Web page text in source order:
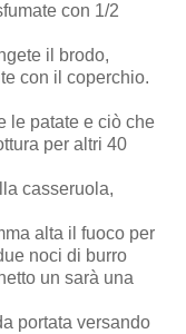
con 1/2
il brodo,
con il coperchio.
le patate e ciò che
per altri 40
casseruola,
alta il fuoco per
noci di burro
un sarà una
portata versando